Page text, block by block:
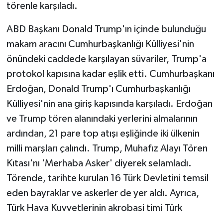
törenle karşıladı.
ABD Başkanı Donald Trump'ın içinde bulunduğu
makam aracını Cumhurbaşkanlığı Külliyesi'nin
önündeki caddede karşılayan süvariler, Trump'a
protokol kapısına kadar eşlik etti. Cumhurbaşkanı
Erdoğan, Donald Trump'ı Cumhurbaşkanlığı
Külliyesi'nin ana giriş kapısında karşıladı. Erdoğan
ve Trump tören alanındaki yerlerini almalarının
ardından, 21 pare top atışı eşliğinde iki ülkenin
milli marşları çalındı. Trump, Muhafız Alayı Tören
Kıtası'nı 'Merhaba Asker' diyerek selamladı.
Törende, tarihte kurulan 16 Türk Devletini temsil
eden bayraklar ve askerler de yer aldı. Ayrıca,
Türk Hava Kuvvetlerinin akrobasi timi Türk
GÜNDEM
Güvenlik
HABERDE İNSAN
İNSAN
İş Dünyası
Kadın